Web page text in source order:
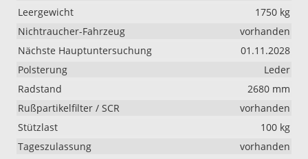
Leergewicht
1750 kg
Nichtraucher-Fahrzeug
vorhanden
Nächste Hauptuntersuchung
01.11.2028
Polsterung
Leder
Radstand
2680 mm
Rußpartikelfilter / SCR
vorhanden
Stützlast
100 kg
Tageszulassung
vorhanden